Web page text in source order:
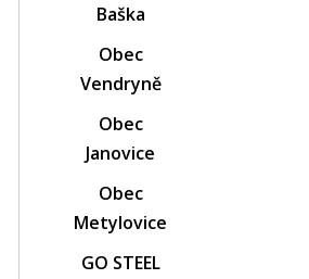
Baška
Obec
Vendryně
Obec
Janovice
Obec
Metylovice
GO STEEL